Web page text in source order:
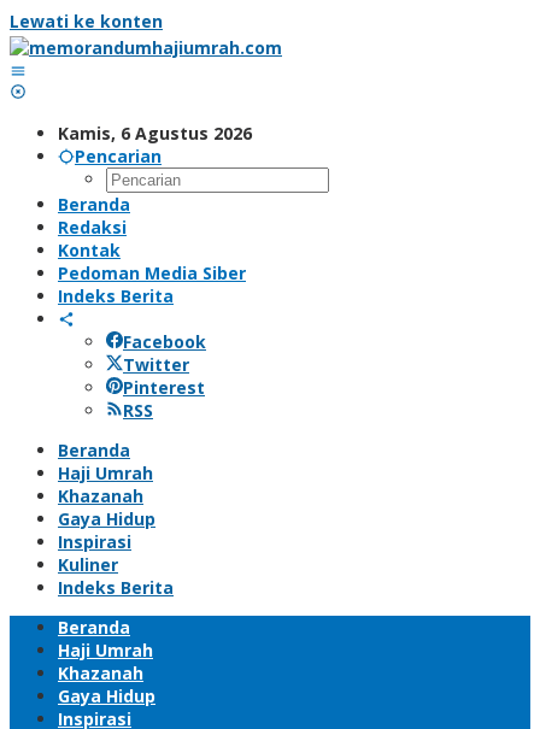
Lewati ke konten
Kamis, 6 Agustus 2026
Pencarian
Beranda
Redaksi
Kontak
Pedoman Media Siber
Indeks Berita
Facebook
Twitter
Pinterest
RSS
Beranda
Haji Umrah
Khazanah
Gaya Hidup
Inspirasi
Kuliner
Indeks Berita
Beranda
Haji Umrah
Khazanah
Gaya Hidup
Inspirasi